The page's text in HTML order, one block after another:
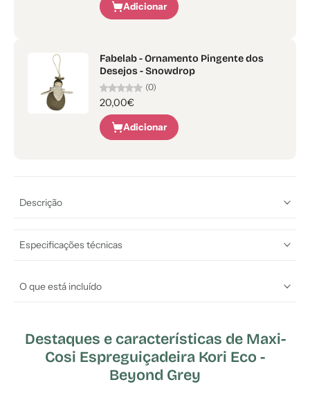
Adicionar
Fabelab - Ornamento Pingente dos
Desejos - Snowdrop
(0)
20,00€
Adicionar
Descrição
Especificações técnicas
O que está incluído
Destaques e características de Maxi-
Cosi Espreguiçadeira Kori Eco -
Beyond Grey